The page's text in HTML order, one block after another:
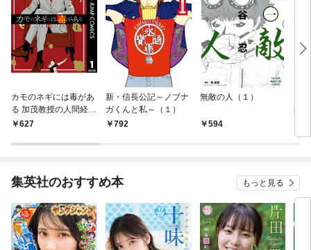
カモのネギには毒があ
る 加茂教授の人間経済
学講義 1
627
新・信長公記～ノブナ
ガくんと私～（１）
792
無敵の人（１）
594
集英社のおすすめ本 もっと見る